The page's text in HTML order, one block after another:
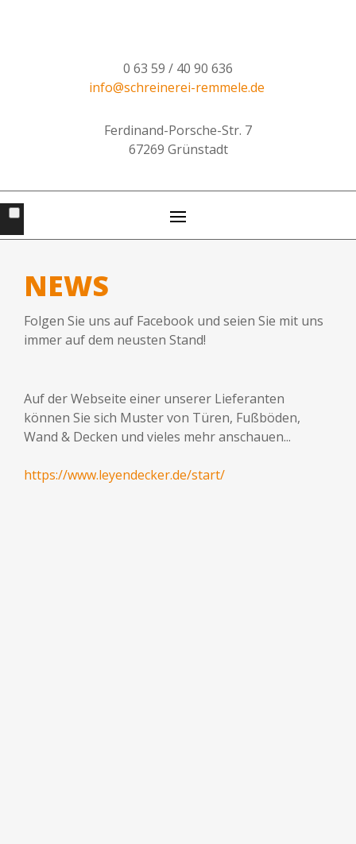
0 63 59 / 40 90 636
info@schreinerei-remmele.de
Ferdinand-Porsche-Str. 7
67269 Grünstadt
NEWS
Folgen Sie uns auf Facebook und seien Sie mit uns
immer auf dem neusten Stand!
Auf der Webseite einer unserer Lieferanten
können Sie sich Muster von Türen, Fußböden,
Wand & Decken und vieles mehr anschauen...
https://www.leyendecker.de/start/